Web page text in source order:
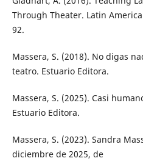
Through Theater. Latin
92.
Massera, S. (2018). No digas
teatro. Estuario Editora.
Massera, S. (2025). Casi
Estuario Editora.
Massera, S. (2023). Sandra
diciembre de 2025, de